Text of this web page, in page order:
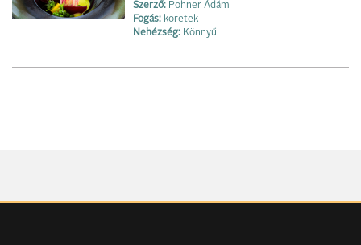
Szerző: Pohner Ádám
Fogás: köretek
Nehézség: Könnyű